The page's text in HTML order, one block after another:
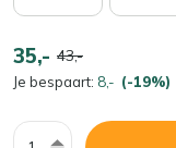
35,- 43,-
Je bespaart: 8,- (-19%)
Aantal